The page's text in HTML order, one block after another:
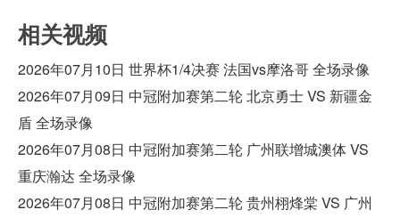
相关视频
2026年07月10日 世界杯1/4决赛 法国vs摩洛哥 全场录像
2026年07月09日 中冠附加赛第二轮 北京勇士 VS 新疆金
盾 全场录像
2026年07月08日 中冠附加赛第二轮 广州联增城澳体 VS
重庆瀚达 全场录像
2026年07月08日 中冠附加赛第二轮 贵州栩烽棠 VS 广州